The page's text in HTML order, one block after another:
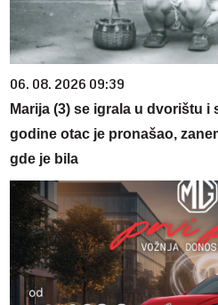
06. 08. 2026 09:39
Marija (3) se igrala u dvorištu i
godine otac je pronašao,
gde je bila